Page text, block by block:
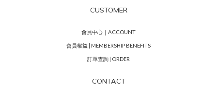
CUSTOMER
會員中心｜ACCOUNT
會員權益 | MEMBERSHIP BENEFITS
訂單查詢 | ORDER
CONTACT